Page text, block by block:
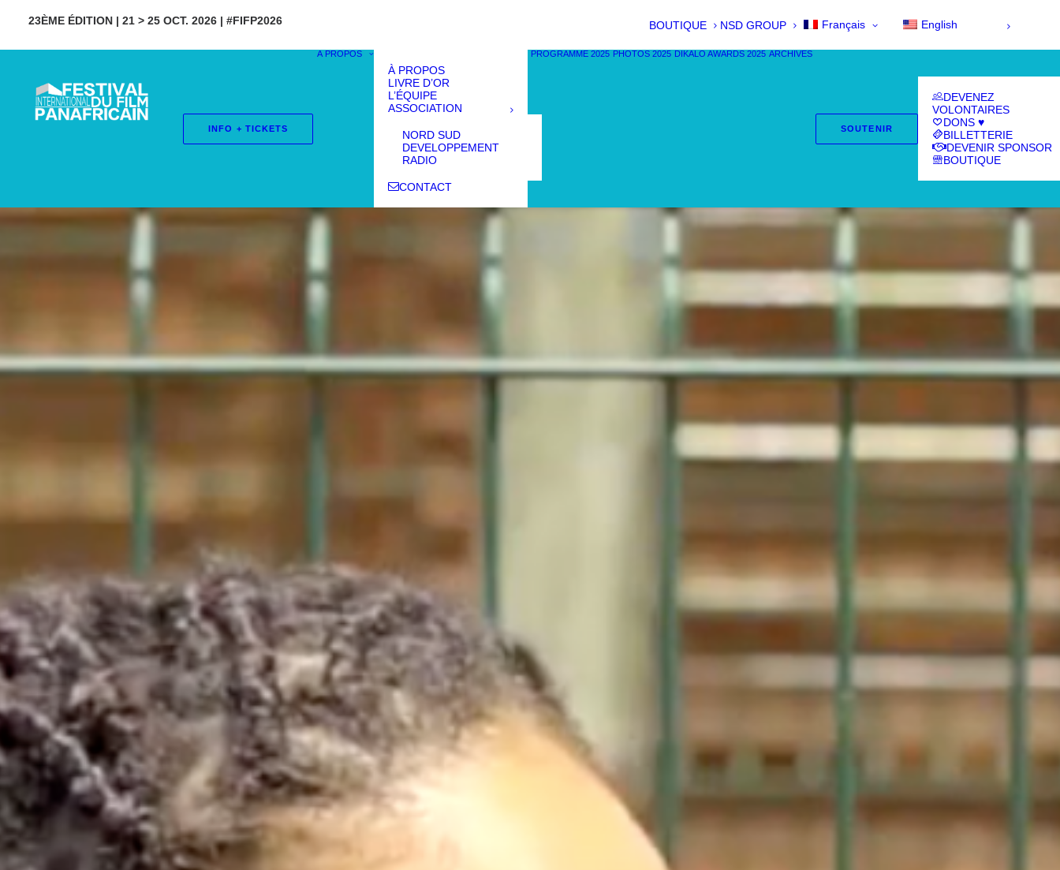
23ÈME ÉDITION | 21 > 25 OCT. 2026 | #FIFP2026 BOUTIQUE NSD GROUP Français English
INFO + TICKETS
À PROPOS
À PROPOS
LIVRE D’OR
L’ÉQUIPE
ASSOCIATION
NORD SUD
DEVELOPPEMENT
RADIO
CONTACT
PROGRAMME 2025 PHOTOS 2025 DIKALO AWARDS 2025 ARCHIVES
SOUTENIR
DEVENEZ
VOLONTAIRES
DONS ♥
BILLETTERIE
DEVENIR SPONSOR
BOUTIQUE